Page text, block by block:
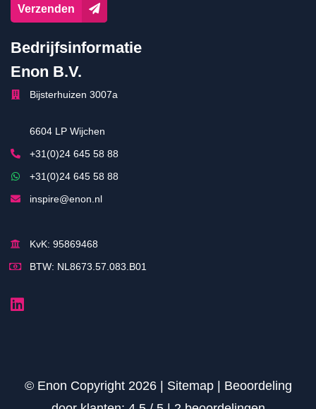
Verzenden
Bedrijfsinformatie
Enon B.V.
Bijsterhuizen 3007a
6604 LP Wijchen
+31(0)24 645 58 88
+31(0)24 645 58 88
inspire@enon.nl
KvK: 95869468
BTW: NL8673.57.083.B01
© Enon Copyright 2026 | Sitemap| Beoordeling